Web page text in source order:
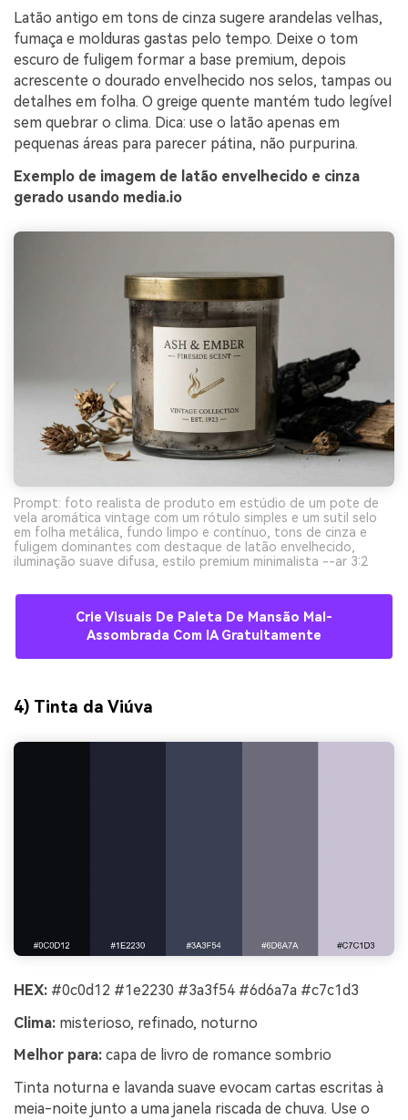
Latão antigo em tons de cinza sugere arandelas velhas,
fumaça e molduras gastas pelo tempo. Deixe o tom
escuro de fuligem formar a base premium, depois
acrescente o dourado envelhecido nos selos, tampas ou
detalhes em folha. O greige quente mantém tudo legível
sem quebrar o clima. Dica: use o latão apenas em
pequenas áreas para parecer pátina, não purpurina.
Exemplo de imagem de latão envelhecido e cinza
gerado usando media.io
Prompt: foto realista de produto em estúdio de um pote de
vela aromática vintage com um rótulo simples e um sutil selo
em folha metálica, fundo limpo e contínuo, tons de cinza e
fuligem dominantes com destaque de latão envelhecido,
iluminação suave difusa, estilo premium minimalista --ar 3:2
Crie Visuais De Paleta De Mansão Mal-
Assombrada Com IA Gratuitamente
4) Tinta da Viúva
HEX: #0c0d12 #1e2230 #3a3f54 #6d6a7a #c7c1d3
Clima: misterioso, refinado, noturno
Melhor para: capa de livro de romance sombrio
Tinta noturna e lavanda suave evocam cartas escritas à
meia-noite junto a uma janela riscada de chuva. Use o